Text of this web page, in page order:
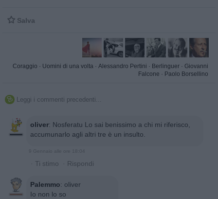
 Salva
Coraggio · Uomini di una volta · Alessandro Pertini · Berlinguer · Giovanni
Falcone · Paolo Borsellino
 Leggi i commenti precedenti...
oliver: Nosferatu Lo sai benissimo a chi mi riferisco,
accumunarlo agli altri tre è un insulto.
9 Gennaio alle ore 18:04
· Ti stimo · Rispondi
Palemmo: oliver
Io non lo so